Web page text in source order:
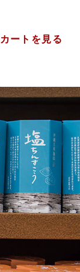
カートを見る